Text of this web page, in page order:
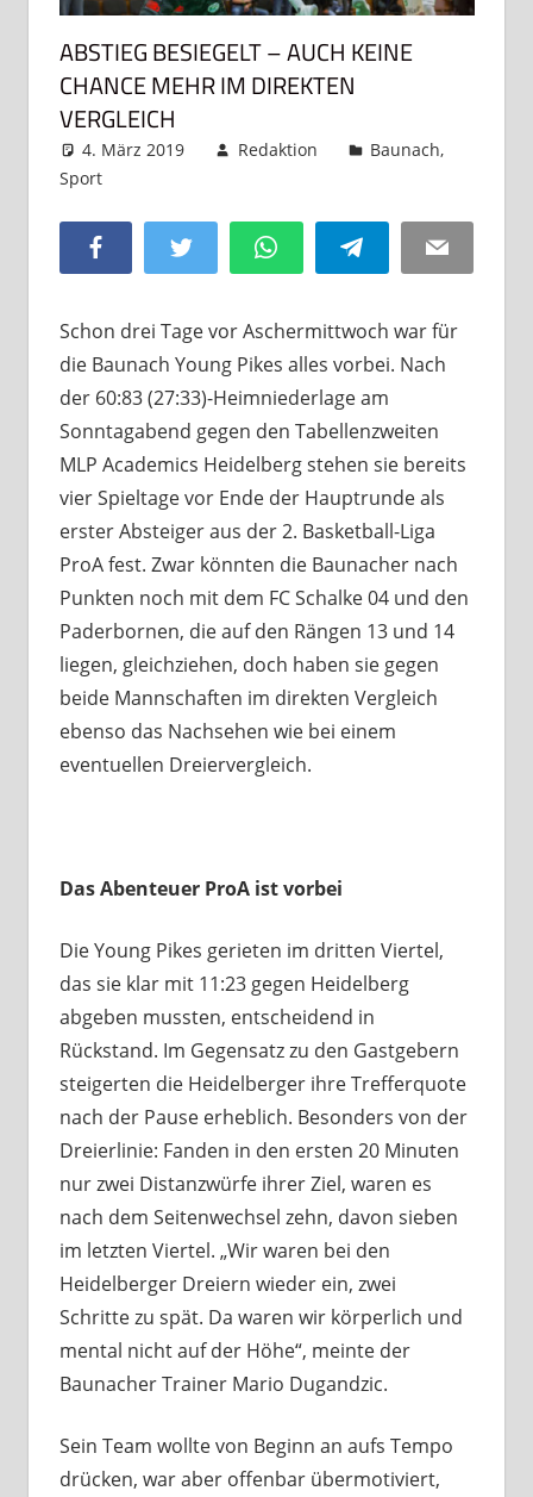
ABSTIEG BESIEGELT – AUCH KEINE
CHANCE MEHR IM DIREKTEN
VERGLEICH
4. März 2019 Redaktion Baunach,
Sport
Facebook Twitter WhatsAppTelegram Email
Schon drei Tage vor Aschermittwoch war für
die Baunach Young Pikes alles vorbei. Nach
der 60:83 (27:33)-Heimniederlage am
Sonntagabend gegen den Tabellenzweiten
MLP Academics Heidelberg stehen sie bereits
vier Spieltage vor Ende der Hauptrunde als
erster Absteiger aus der 2. Basketball-Liga
ProA fest. Zwar könnten die Baunacher nach
Punkten noch mit dem FC Schalke 04 und den
Paderbornen, die auf den Rängen 13 und 14
liegen, gleichziehen, doch haben sie gegen
beide Mannschaften im direkten Vergleich
ebenso das Nachsehen wie bei einem
eventuellen Dreiervergleich.
Das Abenteuer ProA ist vorbei
Die Young Pikes gerieten im dritten Viertel,
das sie klar mit 11:23 gegen Heidelberg
abgeben mussten, entscheidend in
Rückstand. Im Gegensatz zu den Gastgebern
steigerten die Heidelberger ihre Trefferquote
nach der Pause erheblich. Besonders von der
Dreierlinie: Fanden in den ersten 20 Minuten
nur zwei Distanzwürfe ihrer Ziel, waren es
nach dem Seitenwechsel zehn, davon sieben
im letzten Viertel. „Wir waren bei den
Heidelberger Dreiern wieder ein, zwei
Schritte zu spät. Da waren wir körperlich und
mental nicht auf der Höhe“, meinte der
Baunacher Trainer Mario Dugandzic.
Sein Team wollte von Beginn an aufs Tempo
drücken, war aber offenbar übermotiviert,